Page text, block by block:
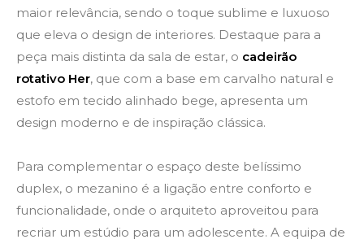
maior relevância, sendo o toque sublime e luxuoso
que eleva o design de interiores. Destaque para a
peça mais distinta da sala de estar, o cadeirão
rotativo Her, que com a base em carvalho natural e
estofo em tecido alinhado bege, apresenta um
design moderno e de inspiração clássica.
Para complementar o espaço deste belíssimo
duplex, o mezanino é a ligação entre conforto e
funcionalidade, onde o arquiteto aproveitou para
recriar um estúdio para um adolescente. A equipa de